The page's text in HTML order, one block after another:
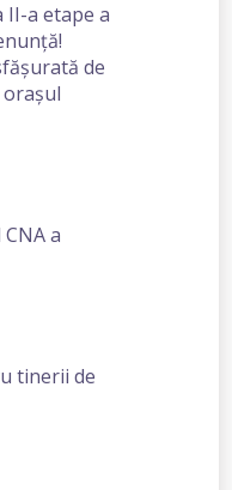
II-a etape a
de
orașul
a
tinerii de